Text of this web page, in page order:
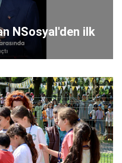
NSosyal'den ilk